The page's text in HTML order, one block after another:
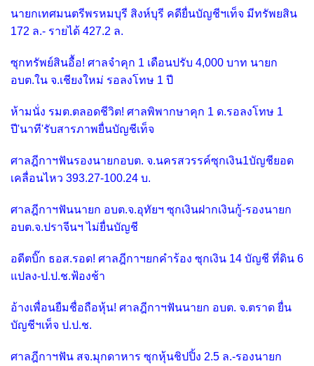
นายกเทศมนตรีพรหมบุรี สิงห์บุรี คดียื่นบัญชีฯเท็จ มีทรัพยสิน
172 ล.- รายได้ 427.2 ล.
ซุกทรัพย์สินอื้อ! ศาลจำคุก 1 เดือนปรับ 4,000 บาท นายก
อบต.ใน จ.เชียงใหม่ รอลงโทษ 1 ปี
ห้ามนั่ง รมต.ตลอดชีวิต! ศาลพิพากษาคุก 1 ด.รอลงโทษ 1
ปี'นาที'รับสารภาพยื่นบัญชีเท็จ
ศาลฎีกาฯฟันรองนายกอบต. จ.นครสวรรค์ซุกเงิน1บัญชียอด
เคลื่อนไหว 393.27-100.24 บ.
ศาลฎีกาฯฟันนายก อบต.จ.อุทัยฯ ซุกเงินฝากเงินกู้-รองนายก
อบต.จ.ปราจีนฯ ไม่ยื่นบัญชี
อดีตบิ๊ก ธอส.รอด! ศาลฎีกาฯยกคำร้อง ซุกเงิน 14 บัญชี ที่ดิน 6
แปลง-ป.ป.ช.ฟ้องช้า
อ้างเพื่อนยืมชื่อถือหุ้น! ศาลฎีกาฯฟันนายก อบต. จ.ตราด ยื่น
บัญชีฯเท็จ ป.ป.ช.
ศาลฎีกาฯฟัน สจ.มุกดาหาร ซุกหุ้นชิปปิ้ง 2.5 ล.-รองนายก